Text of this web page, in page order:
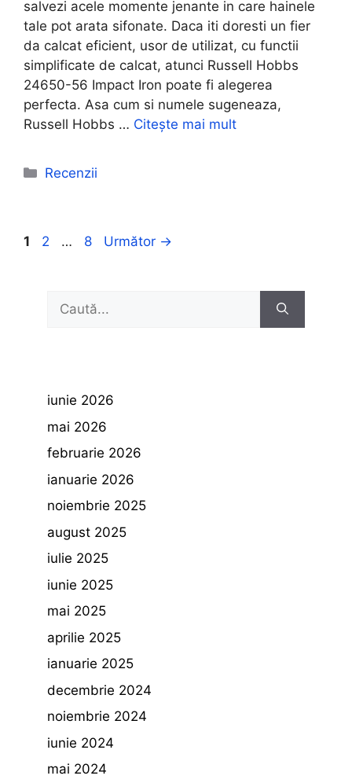
salvezi acele momente jenante in care hainele
tale pot arata sifonate. Daca iti doresti un fier
da calcat eficient, usor de utilizat, cu functii
simplificate de calcat, atunci Russell Hobbs
24650-56 Impact Iron poate fi alegerea
perfecta. Asa cum si numele sugeneaza,
Russell Hobbs … Citește mai mult
Categorii
Recenzii
Pagina
1 Pagina
2 … Pagina
8 Următor →
Caută
iunie 2026
mai 2026
februarie 2026
ianuarie 2026
noiembrie 2025
august 2025
iulie 2025
iunie 2025
mai 2025
aprilie 2025
ianuarie 2025
decembrie 2024
noiembrie 2024
iunie 2024
mai 2024